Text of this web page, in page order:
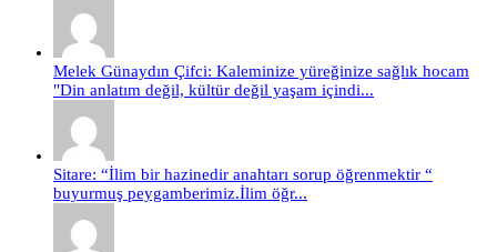
Melek Günaydın Çifci: Kaleminize yüreğinize sağlık hocam
"Din anlatım değil, kültür değil yaşam içindi...
Sitare: “İlim bir hazinedir anahtarı sorup öğrenmektir “
buyurmuş peygamberimiz.İlim öğr...